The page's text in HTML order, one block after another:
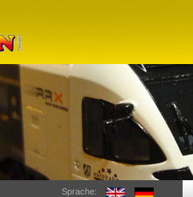
Sprache: